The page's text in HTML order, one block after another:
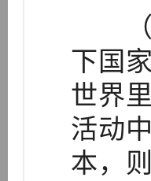
（五
下国
世界
活动
本，